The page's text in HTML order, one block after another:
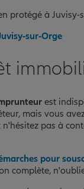
protégé à Juvisy-
sur-Orge
est
mais vous
n'hésitez pas à
pour
complète,